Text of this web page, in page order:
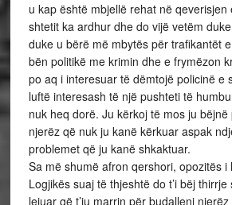
u kap është mbjellë rehat në qeverisjen
shtetit ka ardhur dhe do vijë vetëm
duke u bërë më mbytës për trafikantët
bën politikë me krimin dhe e frymëzon
po aq i interesuar të dëmtojë policinë e
luftë interesash të një pushteti të
nuk heq dorë. Ju kërkoj të mos ju
njerëz që nuk ju kanë kërkuar aspak
problemet që ju kanë shkaktuar.
Sa më shumë afron qershori, opozitës
Logjikës suaj të thjeshtë do t’i bëj
lejuar që t’ju marrin për budallenj